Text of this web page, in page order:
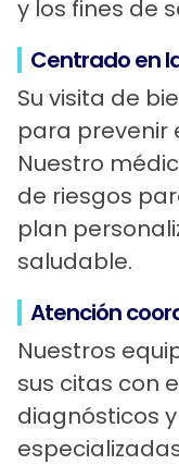
y los fines de
Centrado en
Su visita de
para prevenir
Nuestro
de riesgos
plan
saludable.
Atención
Nuestros
sus citas con
diagnósticos